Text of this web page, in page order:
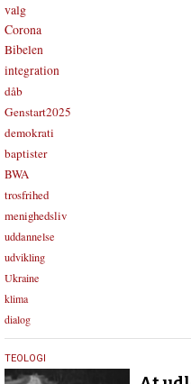
valg
Corona
Bibelen
integration
dåb
Genstart2025
demokrati
baptister
BWA
trosfrihed
menighedsliv
uddannelse
udvikling
Ukraine
klima
dialog
8.
maj
TEOLOGI